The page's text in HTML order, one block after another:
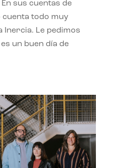
sus cuentas de
cuenta todo muy
Inercia. Le pedimos
un buen día de